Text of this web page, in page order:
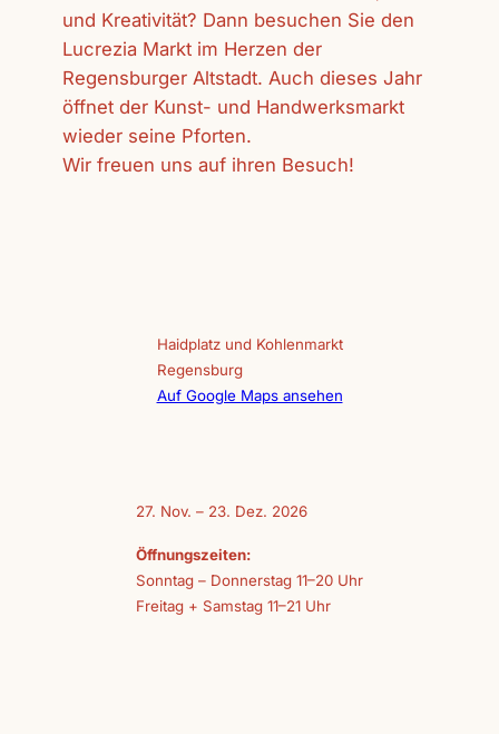
und Kreativität? Dann besuchen Sie den
Lucrezia Markt im Herzen der
Regensburger Altstadt. Auch dieses Jahr
öffnet der Kunst- und Handwerksmarkt
wieder seine Pforten.
Wir freuen uns auf ihren Besuch!
Haidplatz und Kohlenmarkt
Regensburg
Auf Google Maps ansehen
27. Nov. – 23. Dez. 2026
Öffnungszeiten:
Sonntag – Donnerstag 11–20 Uhr
Freitag + Samstag 11–21 Uhr